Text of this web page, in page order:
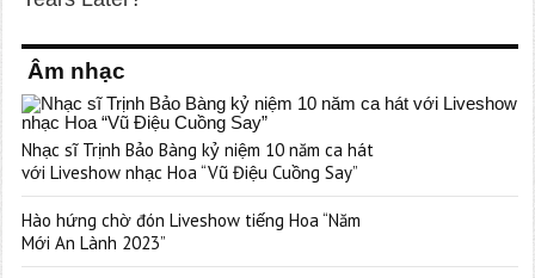
Âm nhạc
Nhạc sĩ Trịnh Bảo Bàng kỷ niệm 10 năm ca hát
với Liveshow nhạc Hoa “Vũ Điệu Cuồng Say”
Hào hứng chờ đón Liveshow tiếng Hoa “Năm
Mới An Lành 2023”